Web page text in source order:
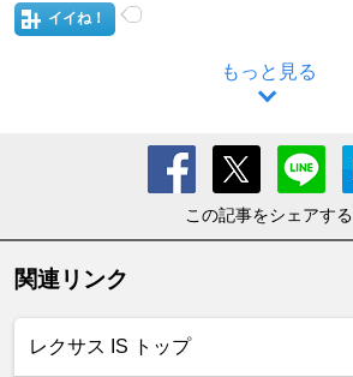
イイね！
もっと見る
この記事をシェアする
関連リンク
レクサス IS トップ